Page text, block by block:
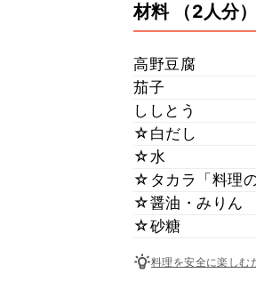
材料 （2人分）
高野豆腐
茄子
ししとう
☆白だし
☆水
☆タカラ「料理
☆醤油・みりん
☆砂糖
料理を安全に楽しむ